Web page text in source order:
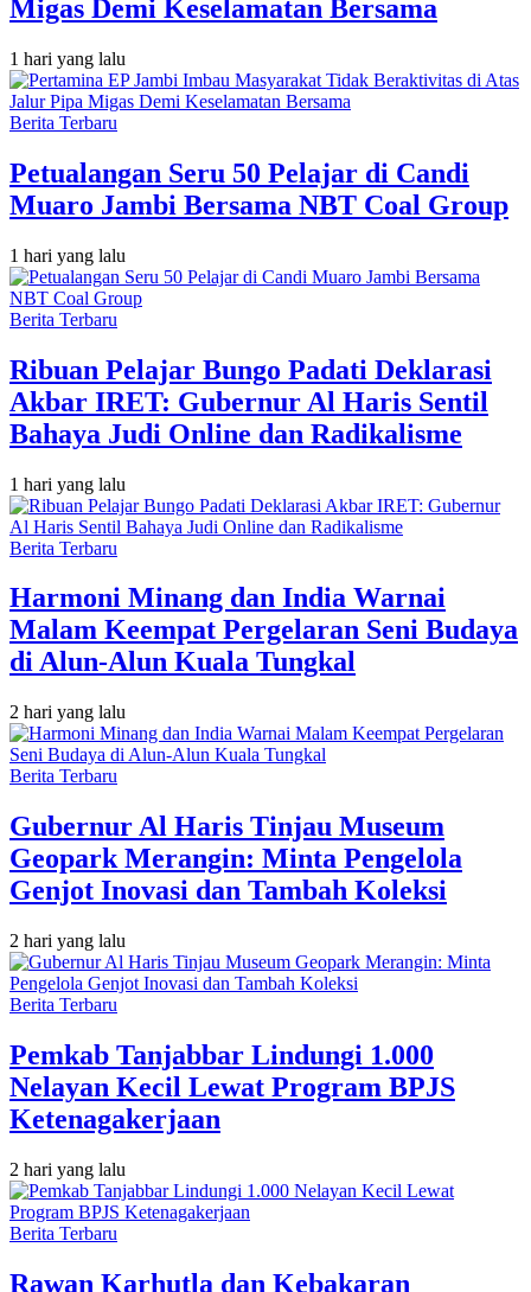
Migas Demi Keselamatan Bersama
1 hari yang lalu
Berita Terbaru
Petualangan Seru 50 Pelajar di Candi
Muaro Jambi Bersama NBT Coal Group
1 hari yang lalu
Berita Terbaru
Ribuan Pelajar Bungo Padati Deklarasi
Akbar IRET: Gubernur Al Haris Sentil
Bahaya Judi Online dan Radikalisme
1 hari yang lalu
Berita Terbaru
Harmoni Minang dan India Warnai
Malam Keempat Pergelaran Seni Budaya
di Alun-Alun Kuala Tungkal
2 hari yang lalu
Berita Terbaru
Gubernur Al Haris Tinjau Museum
Geopark Merangin: Minta Pengelola
Genjot Inovasi dan Tambah Koleksi
2 hari yang lalu
Berita Terbaru
Pemkab Tanjabbar Lindungi 1.000
Nelayan Kecil Lewat Program BPJS
Ketenagakerjaan
2 hari yang lalu
Berita Terbaru
Rawan Karhutla dan Kebakaran